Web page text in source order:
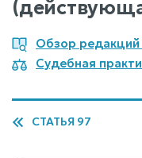
Обзор
Судебная
СТАТЬЯ 97